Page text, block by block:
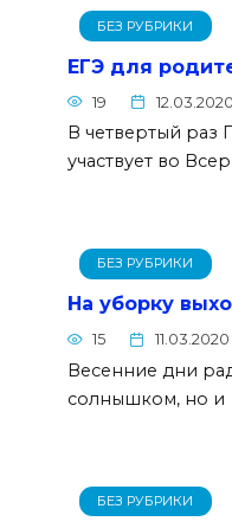
БЕЗ РУБРИКИ
ЕГЭ для
19 12.03.2020
В четвертый раз
участвует во
БЕЗ РУБРИКИ
На уборку
15 11.03.2020
Весенние дни
солнышком, но и
БЕЗ РУБРИКИ